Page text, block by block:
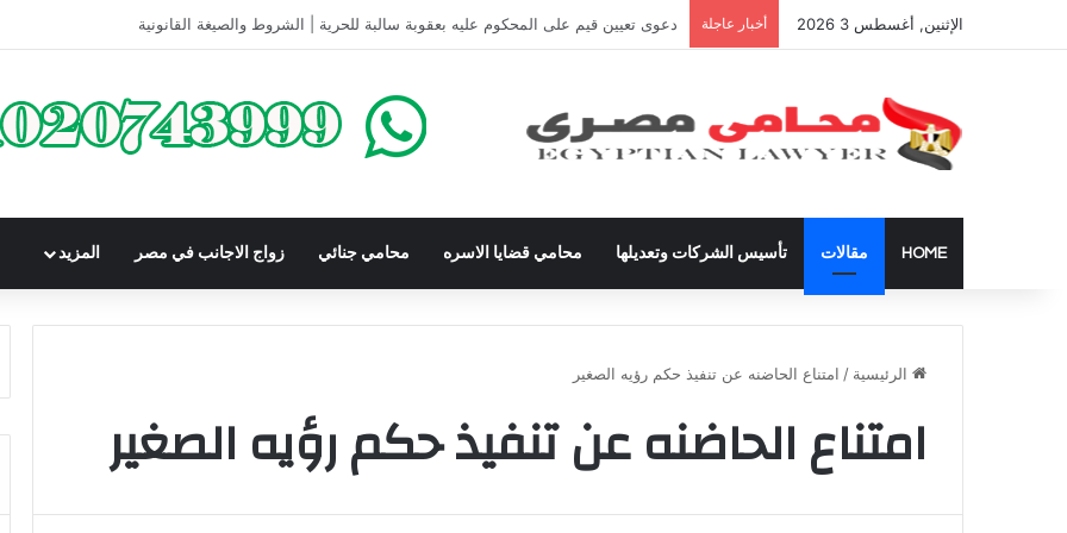
الإثنين, أغسطس 3 2026 أخبار عاجلة شراء العقارات داخل الكومباوندات تحت الإنشاء | أهم البنود التي تحمي المشتري في القانون المصري
HOME مقالات تأسيس الشركات وتعديلها محامي قضايا الاسره محامي جنائي زواج الاجانب في مصر المزيد
الرئيسية / امتناع الحاضنه عن تنفيذ حكم رؤيه الصغير
امتناع الحاضنه عن تنفيذ حكم رؤيه الصغير